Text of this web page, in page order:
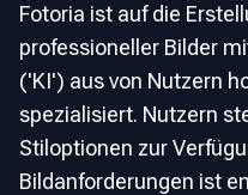
Fotoria ist auf die
professioneller Bilder
('KI') aus von Nutzern
spezialisiert. Nutzern
Stiloptionen zur
Bildanforderungen ist